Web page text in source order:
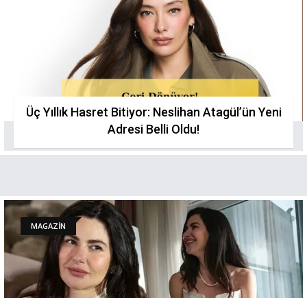
Üç Yıllık Hasret Bitiyor: Neslihan Atagül’ün Yeni
Adresi Belli Oldu!
MAGAZİN